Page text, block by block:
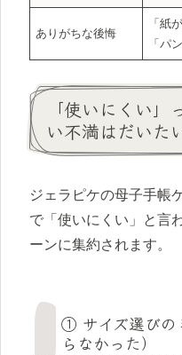
ありがちな後悔
「紙
「パ
「使いにくい
い不満はだいた
ジェラピケの母子手帳
で「使いにくい」と言
ーンに集約されます。
① サイズ選びの
らなかった）